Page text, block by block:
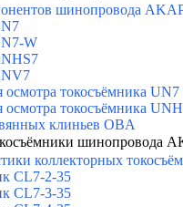
шинопровода
W
осмотра токосъёмника UN7
осмотра токосъёмника
клиньев OBA
шинопровода
коллекторных
CL7-2-35
CL7-3-35